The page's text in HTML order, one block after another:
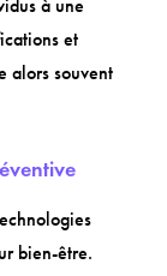
à une
et
alors souvent
bien-être.